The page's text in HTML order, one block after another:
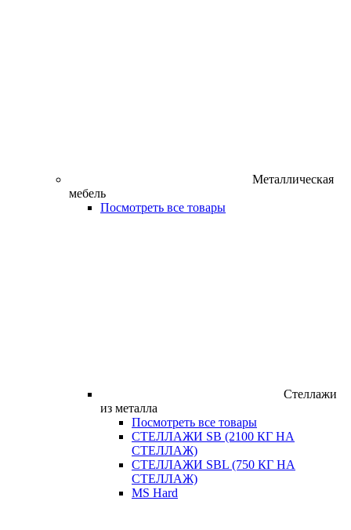
Металлическая
мебель
Посмотреть все товары
Стеллажи
из металла
Посмотреть все товары
СТЕЛЛАЖИ SB (2100 КГ НА
СТЕЛЛАЖ)
СТЕЛЛАЖИ SBL (750 КГ НА
СТЕЛЛАЖ)
MS Hard